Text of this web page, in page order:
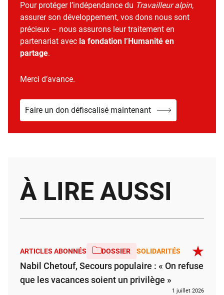
Pour protéger l’indépendance du Travailleur alpin,
assurer son développement, vos dons nous sont
précieux – nous assurons leur traitement en
partenariat avec la fondation l’Humanité en
partage.
Merci d’avance.
Faire un don défiscalisé maintenant
À LIRE AUSSI
ARTICLES ABONNÉS DOSSIER SOLIDARITÉS
Nabil Chetouf, Secours populaire : « On refuse
que les vacances soient un privilège »
1 juillet 2026